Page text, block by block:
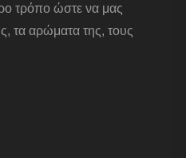
τρόπο ώστε να μας
τα αρώματα της, τους